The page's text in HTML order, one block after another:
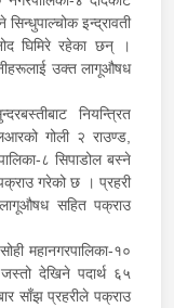
इन्द्रावती
घिमिरे रहेका छन् ।
उक्त लागूऔषध
नियन्त्रित
गोली २ राउण्ड,
८ सिपाडोल बस्ने
गरेको छ । प्रहरी
सहित पक्राउ
महानगरपालिका-१०
देखिने पदार्थ ६५
साँझ प्रहरीले पक्राउ